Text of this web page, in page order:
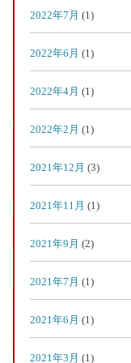
2022年7月 (1)
2022年6月 (1)
2022年4月 (1)
2022年2月 (1)
2021年12月 (3)
2021年11月 (1)
2021年9月 (2)
2021年7月 (1)
2021年6月 (1)
2021年3月 (1)